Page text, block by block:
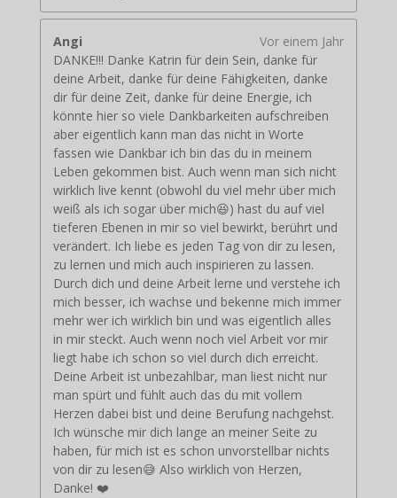
Angi
Vor einem Jahr
DANKE!!! Danke Katrin für dein Sein, danke für
deine Arbeit, danke für deine Fähigkeiten, danke
dir für deine Zeit, danke für deine Energie, ich
könnte hier so viele Dankbarkeiten aufschreiben
aber eigentlich kann man das nicht in Worte
fassen wie Dankbar ich bin das du in meinem
Leben gekommen bist. Auch wenn man sich nicht
wirklich live kennt (obwohl du viel mehr über mich
weiß als ich sogar über mich😆) hast du auf viel
tieferen Ebenen in mir so viel bewirkt, berührt und
verändert. Ich liebe es jeden Tag von dir zu lesen,
zu lernen und mich auch inspirieren zu lassen.
Durch dich und deine Arbeit lerne und verstehe ich
mich besser, ich wachse und bekenne mich immer
mehr wer ich wirklich bin und was eigentlich alles
in mir steckt. Auch wenn noch viel Arbeit vor mir
liegt habe ich schon so viel durch dich erreicht.
Deine Arbeit ist unbezahlbar, man liest nicht nur
man spürt und fühlt auch das du mit vollem
Herzen dabei bist und deine Berufung nachgehst.
Ich wünsche mir dich lange an meiner Seite zu
haben, für mich ist es schon unvorstellbar nichts
von dir zu lesen😅 Also wirklich von Herzen,
Danke! ❤️